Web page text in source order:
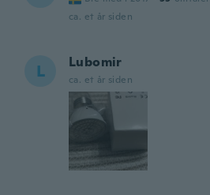
ca. et år siden
L Lubomir
ca. et år siden